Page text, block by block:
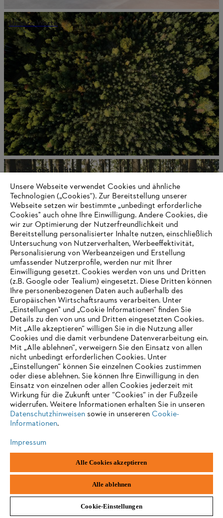
Unsere Werte
Produktgeschichte
Informationen für Lieferanten
Produkte
Kontakt
Karriere
Hinweisgebersystem
AUSZEICHNUNGEN
Cookie Informationen
STIHL Tirol GmbH | STIHL Gesellschaft m. b. H. (AT)
Unsere Webseite verwendet Cookies und ähnliche
Technologien („Cookies“). Zur Bereitstellung unserer
Webseite setzen wir bestimmte „unbedingt erforderliche
Cookies" auch ohne Ihre Einwilligung. Andere Cookies, die
wir zur Optimierung der Nutzerfreundlichkeit und
Bereitstellung personalisierter Inhalte nutzen, einschließlich
Untersuchung von Nutzerverhalten, Werbeeffektivität,
Personalisierung von Werbeanzeigen und Erstellung
umfassender Nutzerprofile, werden nur mit Ihrer
Einwilligung gesetzt. Cookies werden von uns und Dritten
(z.B. Google oder Tealium) eingesetzt. Diese Dritten können
Ihre personenbezogenen Daten auch außerhalb des
Europäischen Wirtschaftsraums verarbeiten. Unter
„Einstellungen" und „Cookie Informationen“ finden Sie
Details zu den von uns und Dritten eingesetzten Cookies.
Mit „Alle akzeptieren“ willigen Sie in die Nutzung aller
Cookies und die damit verbundene Datenverarbeitung ein.
Mit „Alle ablehnen“, verweigern Sie den Einsatz von allen
nicht unbedingt erforderlichen Cookies. Unter
„Einstellungen“ können Sie einzelnen Cookies zustimmen
oder diese ablehnen. Sie können Ihre Einwilligung in den
Einsatz von einzelnen oder allen Cookies jederzeit mit
Wirkung für die Zukunft unter “Cookies“ in der Fußzeile
widerrufen. Weitere Informationen erhalten Sie in unseren
Datenschutzhinweisensowie in unsereren Cookie-
Informationen.
Impressum
Alle Cookies akzeptieren
Alle ablehnen
Cookie-Einstellungen